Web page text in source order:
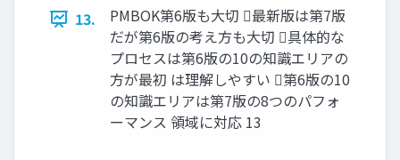
13.
PMBOK第6版も大切 最新版は第7版
だが第6版の考え方も大切 具体的な
プロセスは第6版の10の知識エリアの
方が最初 は理解しやすい 第6版の10
の知識エリアは第7版の8つのパフォ
ーマンス 領域に対応 13